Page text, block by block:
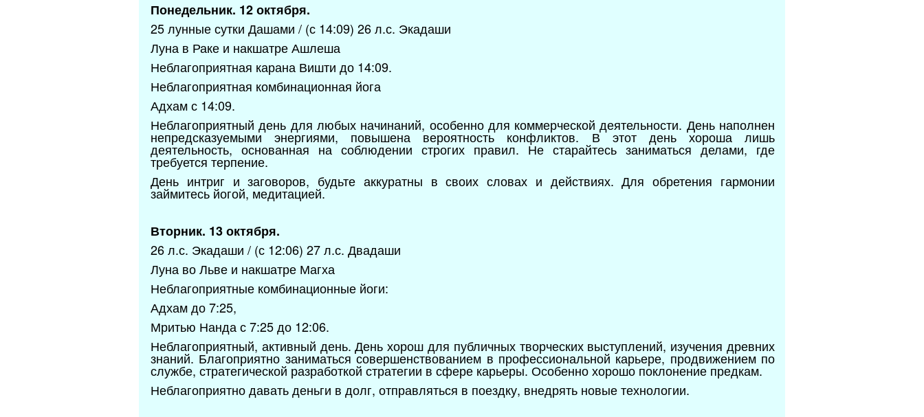
Понедельник. 12 октября.
25 лунные сутки Дашами / (с 14:09) 26 л.с. Экадаши
Луна в Раке и накшатре Ашлеша
Неблагоприятная карана Вишти до 14:09.
Неблагоприятная комбинационная йога
Адхам с 14:09.
Неблагоприятный день для любых начинаний, особенно для коммерческой деятельности. День наполнен
непредсказуемыми энергиями, повышена вероятность конфликтов. В этот день хороша лишь
деятельность, основанная на соблюдении строгих правил. Не старайтесь заниматься делами, где
требуется терпение.
День интриг и заговоров, будьте аккуратны в своих словах и действиях. Для обретения гармонии
займитесь йогой, медитацией.
Вторник. 13 октября.
26 л.с. Экадаши / (с 12:06) 27 л.с. Двадаши
Луна во Льве и накшатре Магха
Неблагоприятные комбинационные йоги:
Адхам до 7:25,
Мритью Нанда с 7:25 до 12:06.
Неблагоприятный, активный день. День хорош для публичных творческих выступлений, изучения древних
знаний. Благоприятно заниматься совершенствованием в профессиональной карьере, продвижением по
службе, стратегической разработкой стратегии в сфере карьеры. Особенно хорошо поклонение предкам.
Неблагоприятно давать деньги в долг, отправляться в поездку, внедрять новые технологии.